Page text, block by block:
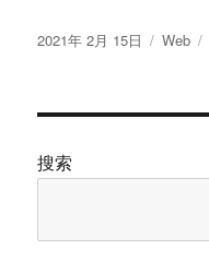
发
2021年 2月 15日
分
Web
搜索